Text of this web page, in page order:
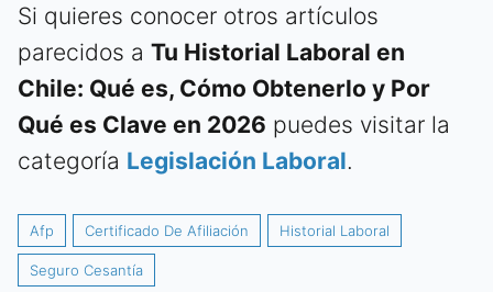
Si quieres conocer otros artículos
parecidos a Tu Historial Laboral en
Chile: Qué es, Cómo Obtenerlo y Por
Qué es Clave en 2026 puedes visitar la
categoría Legislación Laboral.
Afp Certificado De Afiliación Historial Laboral
Seguro Cesantía